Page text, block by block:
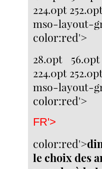
224.0pt
mso-layout-
color:red'>
28.0pt
224.0pt
mso-layout-
color:red'>
FR'>
color:red'>
le choix des